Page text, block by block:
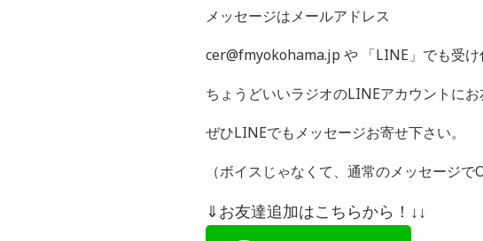
メッセージはメールアドレス
cer@fmyokohama.jp や 「LINE 」でも受け
ちょうどいいラジオのLINEアカウントにお
ぜひLINEでもメッセージお寄せ下さい。
（ボイスじゃなくて、通常のメッセージで
⇓お友達追加はこちらから！↓↓